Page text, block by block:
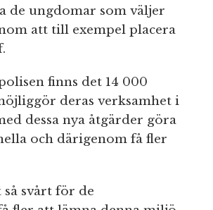
de ungdomar som väljer
att till exempel placera
finns det 14 000
deras verksamhet i
dessa nya åtgärder göra
och därigenom få fler
svårt för de